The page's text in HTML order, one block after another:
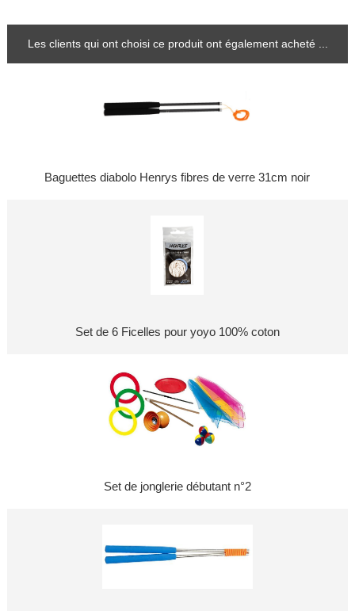
Les clients qui ont choisi ce produit ont également acheté ...
Baguettes diabolo Henrys fibres de verre 31cm noir
Set de 6 Ficelles pour yoyo 100% coton
Set de jonglerie débutant n°2